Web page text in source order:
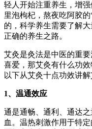
轻人开始注重养生，增
里泡枸杞，熬夜吃阿胶
的，科学养生需要了解
正确的养生之路。
艾灸是灸法是中医的重
喜爱，那艾灸有什么功
以下从艾灸十点功效讲解
1、温通效应
通是通畅、通利、通达
血。温热刺激作用于特